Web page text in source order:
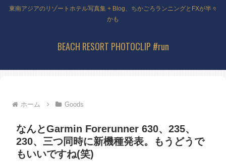
東南アジアのリゾートホテル写真集 + Blog、ちかごろランニングとFXが半々
かも
BEACH RESORT PHOTOCLIP #run
ホーム Goods
なんとGarmin Forerunner 630、235、
230、三つ同時に新機種発表。もうどうで
もいいですね(笑)